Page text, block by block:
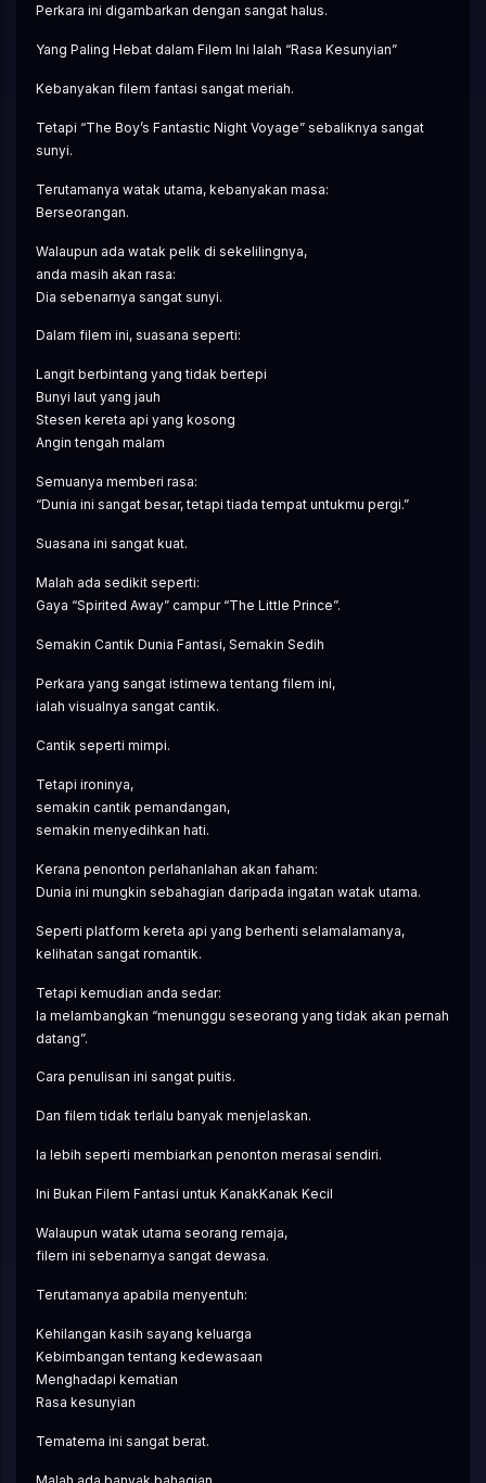
Perkara ini digambarkan dengan sangat halus.
Yang Paling Hebat dalam Filem Ini Ialah “Rasa Kesunyian”
Kebanyakan filem fantasi sangat meriah.
Tetapi “The Boy’s Fantastic Night Voyage” sebaliknya sangat
sunyi.
Terutamanya watak utama, kebanyakan masa:
Berseorangan.
Walaupun ada watak pelik di sekelilingnya,
anda masih akan rasa:
Dia sebenarnya sangat sunyi.
Dalam filem ini, suasana seperti:
Langit berbintang yang tidak bertepi
Bunyi laut yang jauh
Stesen kereta api yang kosong
Angin tengah malam
Semuanya memberi rasa:
“Dunia ini sangat besar, tetapi tiada tempat untukmu pergi.”
Suasana ini sangat kuat.
Malah ada sedikit seperti:
Gaya “Spirited Away” campur “The Little Prince”.
Semakin Cantik Dunia Fantasi, Semakin Sedih
Perkara yang sangat istimewa tentang filem ini,
ialah visualnya sangat cantik.
Cantik seperti mimpi.
Tetapi ironinya,
semakin cantik pemandangan,
semakin menyedihkan hati.
Kerana penonton perlahanlahan akan faham:
Dunia ini mungkin sebahagian daripada ingatan watak utama.
Seperti platform kereta api yang berhenti selamalamanya,
kelihatan sangat romantik.
Tetapi kemudian anda sedar:
Ia melambangkan “menunggu seseorang yang tidak akan pernah
datang”.
Cara penulisan ini sangat puitis.
Dan filem tidak terlalu banyak menjelaskan.
Ia lebih seperti membiarkan penonton merasai sendiri.
Ini Bukan Filem Fantasi untuk KanakKanak Kecil
Walaupun watak utama seorang remaja,
filem ini sebenarnya sangat dewasa.
Terutamanya apabila menyentuh:
Kehilangan kasih sayang keluarga
Kebimbangan tentang kedewasaan
Menghadapi kematian
Rasa kesunyian
Tematema ini sangat berat.